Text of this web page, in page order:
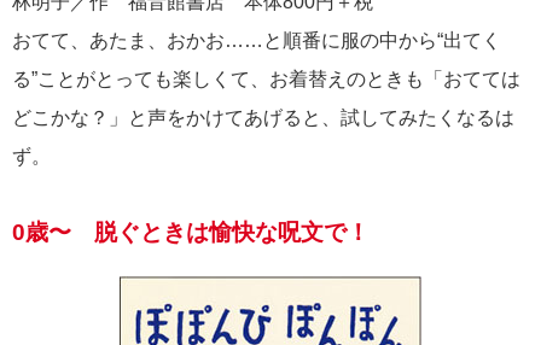
おてて、あたま、おかお……と順番に服の中から“出てく
る”ことがとっても楽しくて、お着替えのときも「おてては
どこかな？」と声をかけてあげると、試してみたくなるは
ず。
0歳〜 脱ぐときは愉快な呪文で！